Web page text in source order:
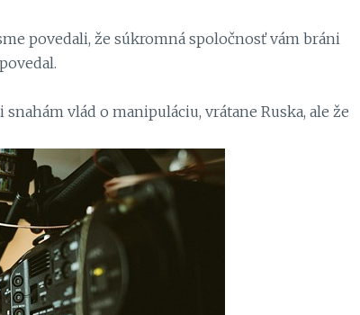
povedali, že súkromná spoločnosť vám bráni
vlád o manipuláciu, vrátane Ruska, ale že